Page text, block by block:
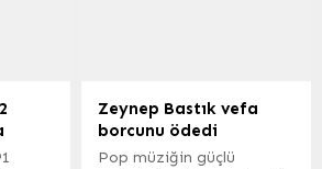
Zeynep Bastık vefa
borcunu ödedi
Pop müziğin güçlü